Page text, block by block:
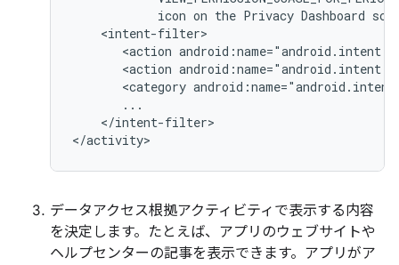
icon on the Privacy Dashboard
<action
<action
<category
</intent-filter>
</activity>
データアクセス根拠アクティビティで表示する内容
を決定します。たとえば、アプリのウェブサイトや
ヘルプセンターの記事を表示できます。アプリがア